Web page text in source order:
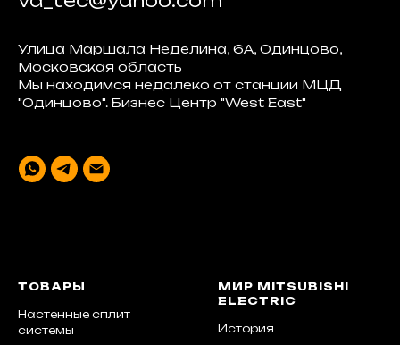
Улица Маршала Неделина, 6А, Одинцово,
Московская область
Мы находимся недалеко от станции МЦД
"Одинцово". Бизнес Центр "West East"
ТОВАРЫ
Настенные сплит
системы
МИР MITSUBISHI
ELECTRIC
История